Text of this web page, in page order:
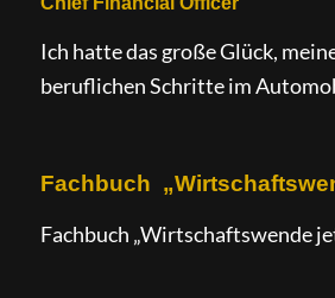
Ich hatte das große Glück,
beruflichen Schritte im
Fachbuch
Fachbuch „Wirtschaftswende